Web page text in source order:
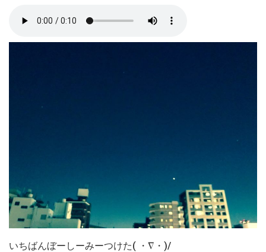
いちばんぼーしーみーつけた( ・∇・)/